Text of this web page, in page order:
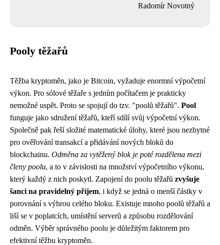
Radomír Novotný
Pooly těžařů
Těžba kryptoměn, jako je Bitcoin, vyžaduje enormní výpočetní
výkon. Pro sólové těžaře s jedním počítačem je prakticky
nemožné uspět. Proto se spojují do tzv. "poolů těžařů". Pool
funguje jako sdružení těžařů, kteří sdílí svůj výpočetní výkon.
Společně pak řeší složité matematické úlohy, které jsou nezbytné
pro ověřování transakcí a přidávání nových bloků do
blockchainu. Odměna za vytěžený blok je poté rozdělena mezi
členy poolu, a to v závislosti na množství výpočetního výkonu,
který každý z nich poskytl. Zapojení do poolu těžařů zvyšuje
šanci na pravidelný příjem, i když se jedná o menší částky v
porovnání s výhrou celého bloku. Existuje mnoho poolů těžařů a
liší se v poplatcích, umístění serverů a způsobu rozdělování
odměn. Výběr správného poolu je důležitým faktorem pro
efektivní těžbu kryptoměn.